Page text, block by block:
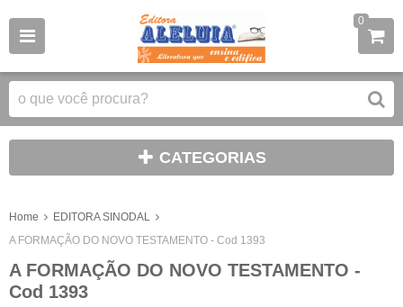
0
CATEGORIAS
Home
EDITORA SINODAL
A FORMAÇÃO DO NOVO TESTAMENTO - Cod 1393
A FORMAÇÃO DO NOVO TESTAMENTO -
Cod 1393